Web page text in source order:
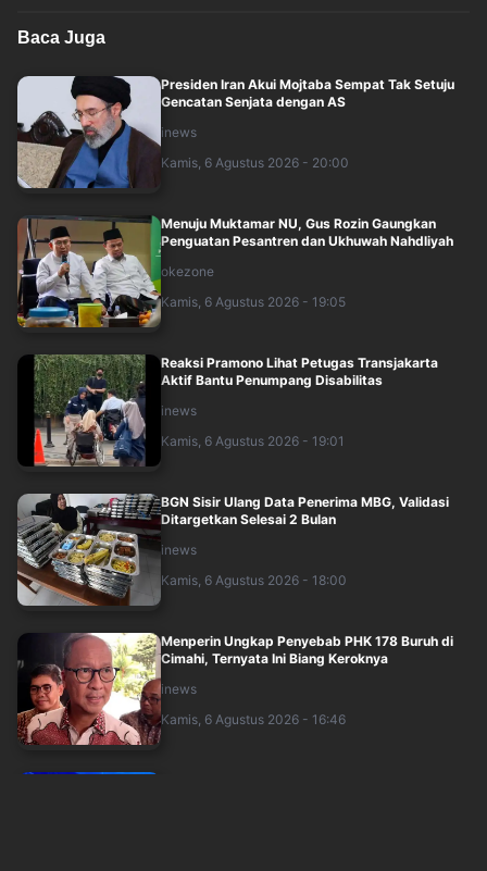
Baca Juga
Presiden Iran Akui Mojtaba Sempat Tak Setuju
Gencatan Senjata dengan AS
inews
Kamis, 6 Agustus 2026 - 20:00
Menuju Muktamar NU, Gus Rozin Gaungkan
Penguatan Pesantren dan Ukhuwah Nahdliyah
okezone
Kamis, 6 Agustus 2026 - 19:05
Reaksi Pramono Lihat Petugas Transjakarta
Aktif Bantu Penumpang Disabilitas
inews
Kamis, 6 Agustus 2026 - 19:01
BGN Sisir Ulang Data Penerima MBG, Validasi
Ditargetkan Selesai 2 Bulan
inews
Kamis, 6 Agustus 2026 - 18:00
Menperin Ungkap Penyebab PHK 178 Buruh di
Cimahi, Ternyata Ini Biang Keroknya
inews
Kamis, 6 Agustus 2026 - 16:46